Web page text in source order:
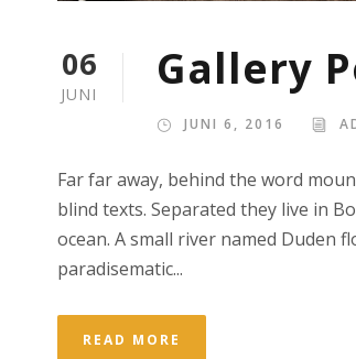
06
JUNI Gallery
JUNI 6, 2016
Far far away, behind the word
blind texts. Separated they live in
ocean. A small river named Duden
paradisematic...
READ MORE